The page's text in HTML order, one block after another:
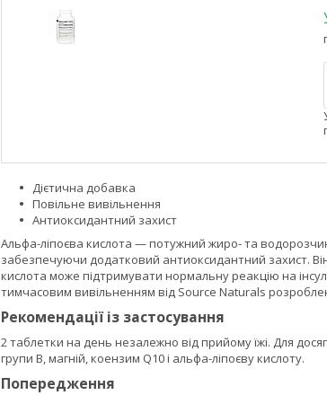
Дієтична добавка
Повільне вивільнення
Антиоксидантний захист
Альфа-ліпоєва кислота — потужний жиро- та
забезпечуючи додатковий антиоксидантний захист.
кислота може підтримувати нормальну реакцію на
тимчасовим вивільненням від Source Naturals
Рекомендації із застосування
2 таблетки на день незалежно від прийому їжі. Для
групи B, магній, коензим Q10 і альфа-ліпоєву кислоту.
Попередження